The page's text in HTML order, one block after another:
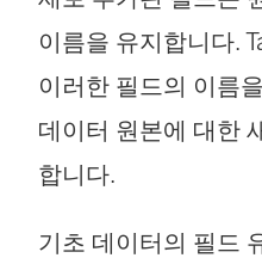
이름을 유지합니다.
이러한 필드의 이름
데이터 원본에 대한
합니다.
기초 데이터의 필드